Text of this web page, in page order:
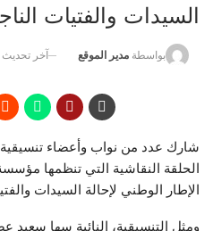
السيدات والفتيات
بواسطة مدير الموقع آخر تحديث
شارك عدد من نواب وأعضاء
الحلقة النقاشية التي تنظمها
الإطار الوطني لإحالة السيدات
ومثل التنسيقية، النائبة سها سعيد